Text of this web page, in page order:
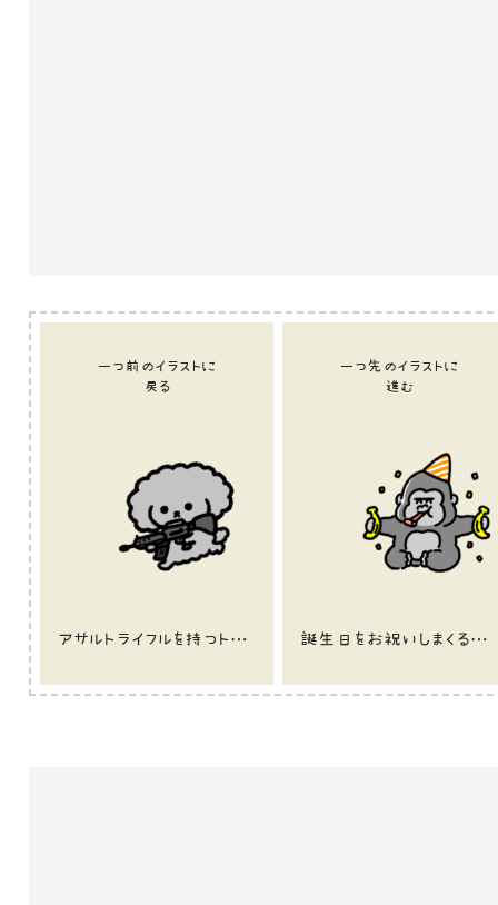
一つ前のイラストに
戻る
アサルトライフルを持つトイプードル（灰色）
一つ先のイラストに
進む
誕生日をお祝いしまくるゴリラ